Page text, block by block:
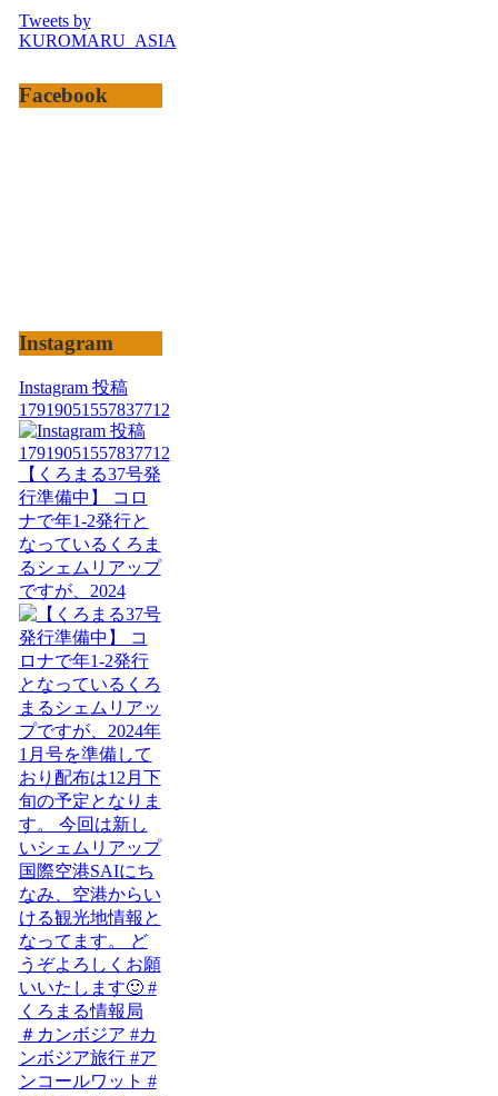
Tweets by
KUROMARU_ASIA
Facebook
Instagram
Instagram 投稿
17919051557837712
【くろまる37号発
行準備中】 コロ
ナで年1-2発行と
なっているくろま
るシェムリアップ
ですが、2024